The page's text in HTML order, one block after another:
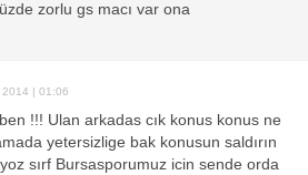
zorlu gs macı var ona
2014 | 01:06
ben !!! Ulan arkadas cık konus konus ne
yetersizlige bak konusun saldırın
sırf Bursasporumuz icin sende orda